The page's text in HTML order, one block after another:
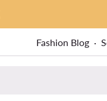
Fashion Blog